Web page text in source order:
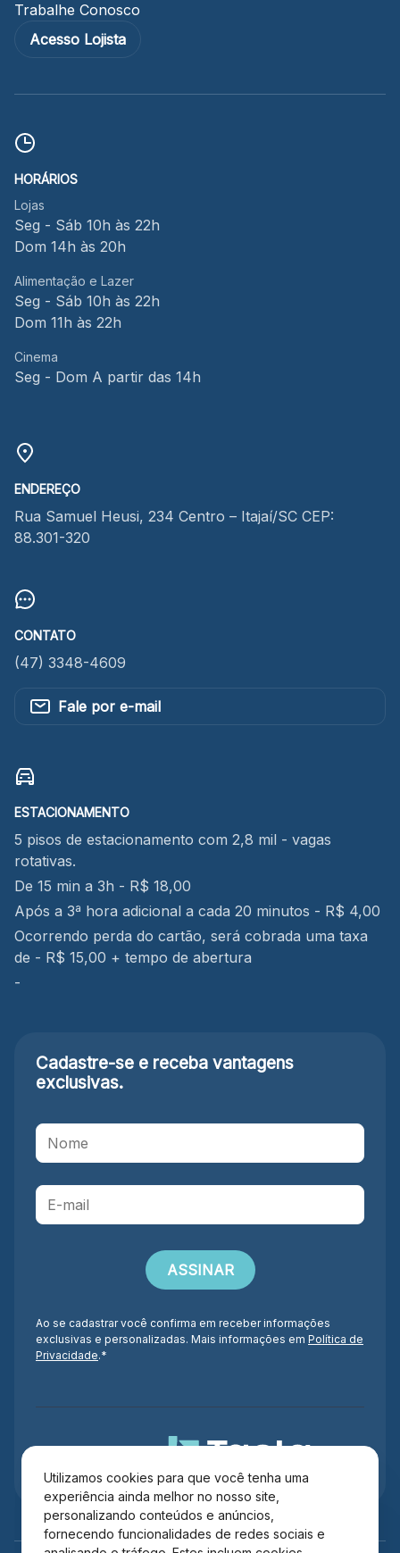
Utilizamos cookies para que você tenha uma
experiência ainda melhor no nosso site,
personalizando conteúdos e anúncios,
fornecendo funcionalidades de redes sociais e
Trabalhe Conosco
Acesso Lojista
HORÁRIOS
Lojas
Seg - Sáb 10h às 22h
Dom 14h às 20h
Alimentação e Lazer
Seg - Sáb 10h às 22h
Dom 11h às 22h
Cinema
Seg - Dom A partir das 14h
ENDEREÇO
Rua Samuel Heusi, 234 Centro – Itajaí/SC CEP:
88.301-320
CONTATO
(47) 3348-4609
Fale por e-mail
ESTACIONAMENTO
5 pisos de estacionamento com 2,8 mil - vagas
rotativas.
De 15 min a 3h - R$ 18,00
Após a 3ª hora adicional a cada 20 minutos - R$ 4,00
Ocorrendo perda do cartão, será cobrada uma taxa
de - R$ 15,00 + tempo de abertura
-
Cadastre-se e receba vantagens
exclusivas.
Ao se cadastrar você confirma em receber informações
exclusivas e personalizadas. Mais informações em Política de
Privacidade.*